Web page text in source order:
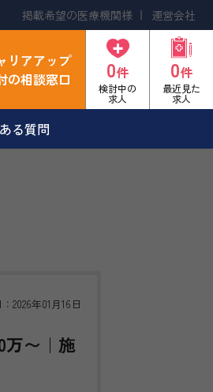
掲載希望の医療機関様 運営会社
リアアップ
の相談窓口
0件
検討中の
求人
0件
最近見た
求人
る質問
2026年01月16日
万〜｜施